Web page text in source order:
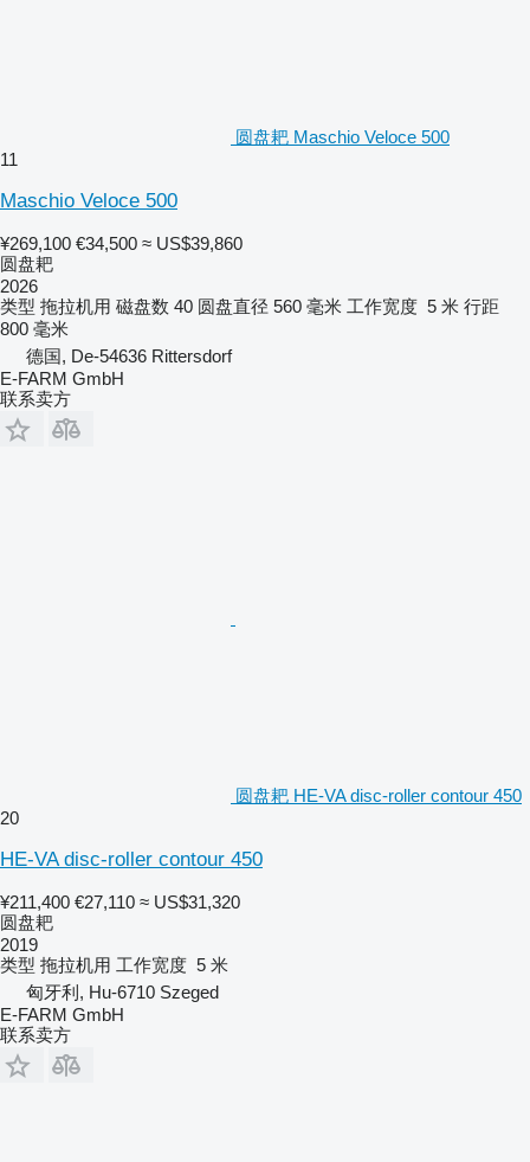
圆盘耙 Maschio Veloce 500
11
Maschio Veloce 500
¥269,100 €34,500 ≈ US$39,860
圆盘耙
2026
类型 拖拉机用 磁盘数 40 圆盘直径 560 毫米 工作宽度 5 米 行距
800 毫米
德国, De-54636 Rittersdorf
E-FARM GmbH
联系卖方
圆盘耙 HE-VA disc-roller contour 450
20
HE-VA disc-roller contour 450
¥211,400 €27,110 ≈ US$31,320
圆盘耙
2019
类型 拖拉机用 工作宽度 5 米
匈牙利, Hu-6710 Szeged
E-FARM GmbH
联系卖方